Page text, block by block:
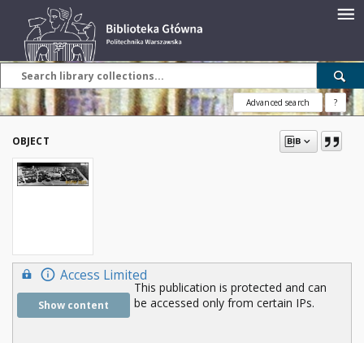
Advanced search ?
OBJECT
Access Limited
Show content
This publication is protected and can
be accessed only from certain IPs.